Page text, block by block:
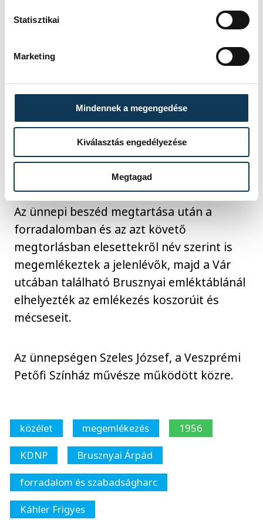
Statisztikai
Marketing
Mindennek a megengedése
Kiválasztás engedélyezése
Megtagad
Az ünnepi beszéd megtartása után a
forradalomban és az azt követő
megtorlásban elesettekről név szerint is
megemlékeztek a jelenlévők, majd a Vár
utcában található Brusznyai emléktáblánál
elhelyezték az emlékezés koszorúit és
mécseseit.
Az ünnepségen Szeles József, a Veszprémi
Petőfi Színház művésze működött közre.
közélet megemlékezés
1956
KDNP
Brusznyai Árpád
forradalom és szabadságharc
Káhler Frigyes